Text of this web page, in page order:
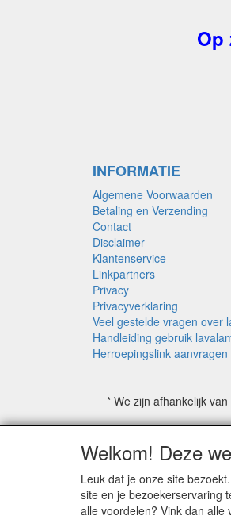
Op
INFORMATIE
Algemene Voorwaarden
Betaling en Verzending
Contact
Disclaimer
Klantenservice
Linkpartners
Privacy
Privacyverklaring
Veel gestelde vragen over
Handleiding gebruik
Herroepingslink aanvragen
* We zijn afhankelijk
Copyrighted
Welkom! Deze
Leuk dat je onze site
site en je bezoekerservaring
alle voordelen? Vink dan alle